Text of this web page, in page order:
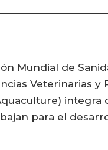
Mundial de
Veterinarias y
integra
para el